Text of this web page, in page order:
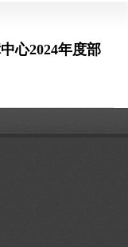
心2024年度部